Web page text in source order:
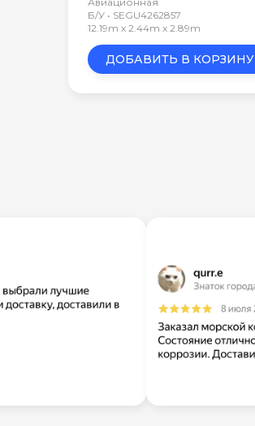
Б/У • SEGU4262857
12.19m x 2.44m x 2.89m
ДОБАВИТЬ В КОРЗИНУ